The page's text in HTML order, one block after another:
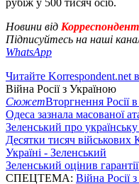
Новини від
Підписуйтесь на наші
WhatsApp
Читайте Korrespondent.net
Війна Росії з Україною
СюжетВторгнення Росії
Одеса зазнала масованої
Зеленський про
Десятки тисяч
Україні - Зеленський
Зеленський оцінив
СПЕЦТЕМА: Війна Росії